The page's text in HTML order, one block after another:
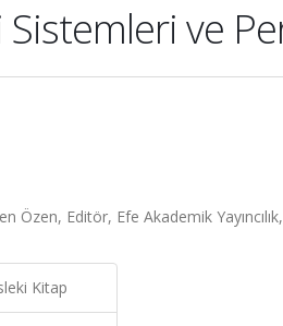
ve
Özen, Editör, Efe Akademik
Kitap